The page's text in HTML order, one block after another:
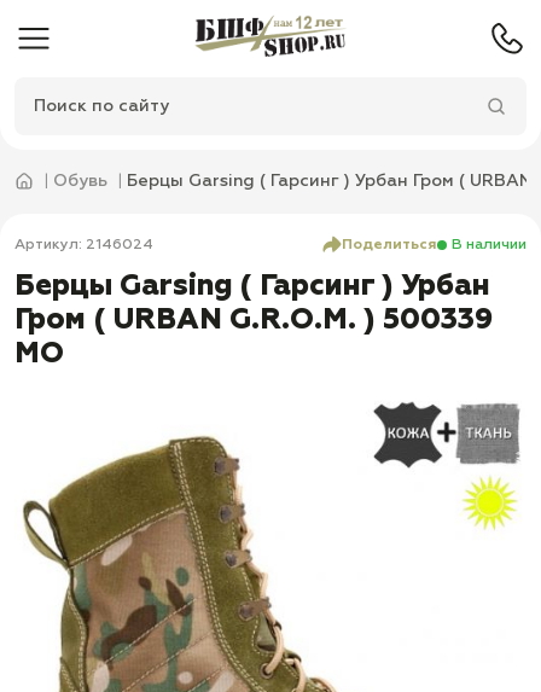
Обувь Берцы Garsing ( Гарсинг ) Урбан Гром ( URBAN
Артикул: 2146024 Поделиться В наличии
Берцы Garsing ( Гарсинг ) Урбан
Гром ( URBAN G.R.O.M. ) 500339
МО